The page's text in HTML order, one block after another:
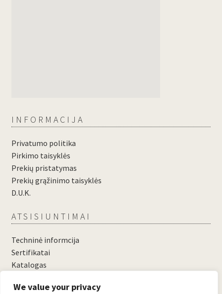
We value your privacy
INFORMACIJA
Privatumo politika
Pirkimo taisyklės
Prekių pristatymas
Prekių grąžinimo taisyklės
D.U.K.
ATSISIUNTIMAI
Techninė informcija
Sertifikatai
Katalogas
....